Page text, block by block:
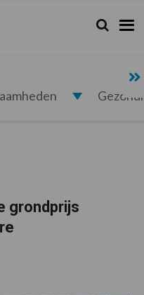
Zoeken...
Zoek
grondprijs